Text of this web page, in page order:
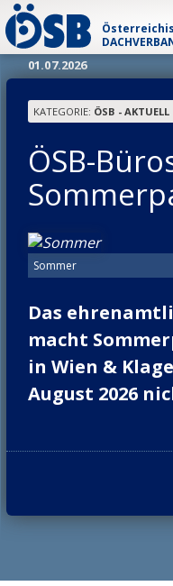
Zur Startseite
Neues
ÖSB Aktuell
Wissenschaft
ÖSB-trans.SCRIPT-
Schwerhörigkeit
Hörsinn & Ohr
Schwerhörigkeit
Einstufung
Prävention
Statistik
Vortrags- &
Geförderte
Notfallnummern
Akustische
Definition
Umsetzung, Infos &
Barrierefreie
Zusatzinfos
ÖSB-Projektbereiche
Links
Fachstellen
International
01.07.2026
KATEGORIE: ÖSB - AKTUELL
ÖSB-
Sommer
Das
macht
in Wien &
August 2026